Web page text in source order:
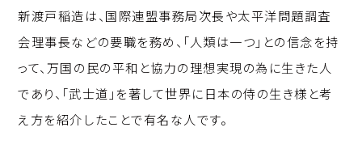
新渡戸稲造は、国際連盟事務局次長や太平洋問題調査
会理事長などの要職を務め、「人類は一つ」との信念を持
って、万国の民の平和と協力の理想実現の為に生きた人
であり、「武士道」を著して世界に日本の侍の生き様と考
え方を紹介したことで有名な人です。